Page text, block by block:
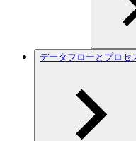
データフローとプロセ